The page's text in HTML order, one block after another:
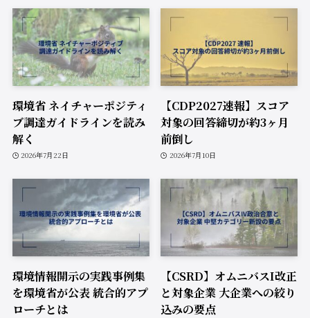
環境省 ネイチャーポジティ
ブ調達ガイドラインを読み
解く
2026年7月22日
【CDP2027速報】スコア
対象の回答締切が約3ヶ月
前倒し
2026年7月10日
環境情報開示の実践事例集
を環境省が公表 統合的アプ
ローチとは
【CSRD】オムニバスI改正
と対象企業 大企業への絞り
込みの要点